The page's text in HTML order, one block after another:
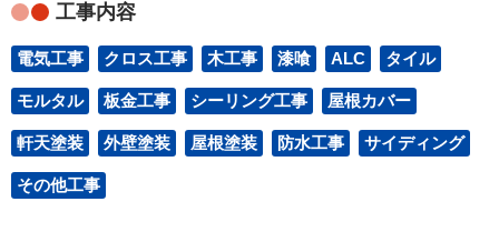
工事内容
電気工事 クロス工事 木工事 漆喰 ALC タイル
モルタル 板金工事 シーリング工事 屋根カバー
軒天塗装 外壁塗装 屋根塗装 防水工事 サイディング
その他工事